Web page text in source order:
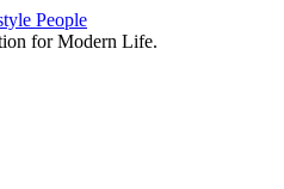
for Modern Life.